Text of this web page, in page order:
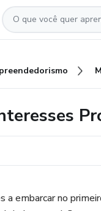
a embarcar no